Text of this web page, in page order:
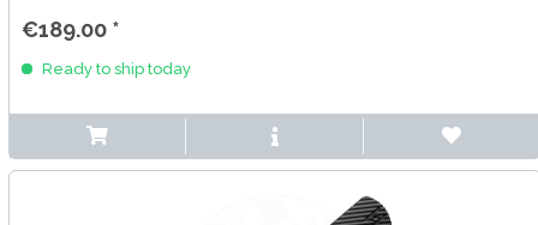
€189.00 *
Ready to ship today